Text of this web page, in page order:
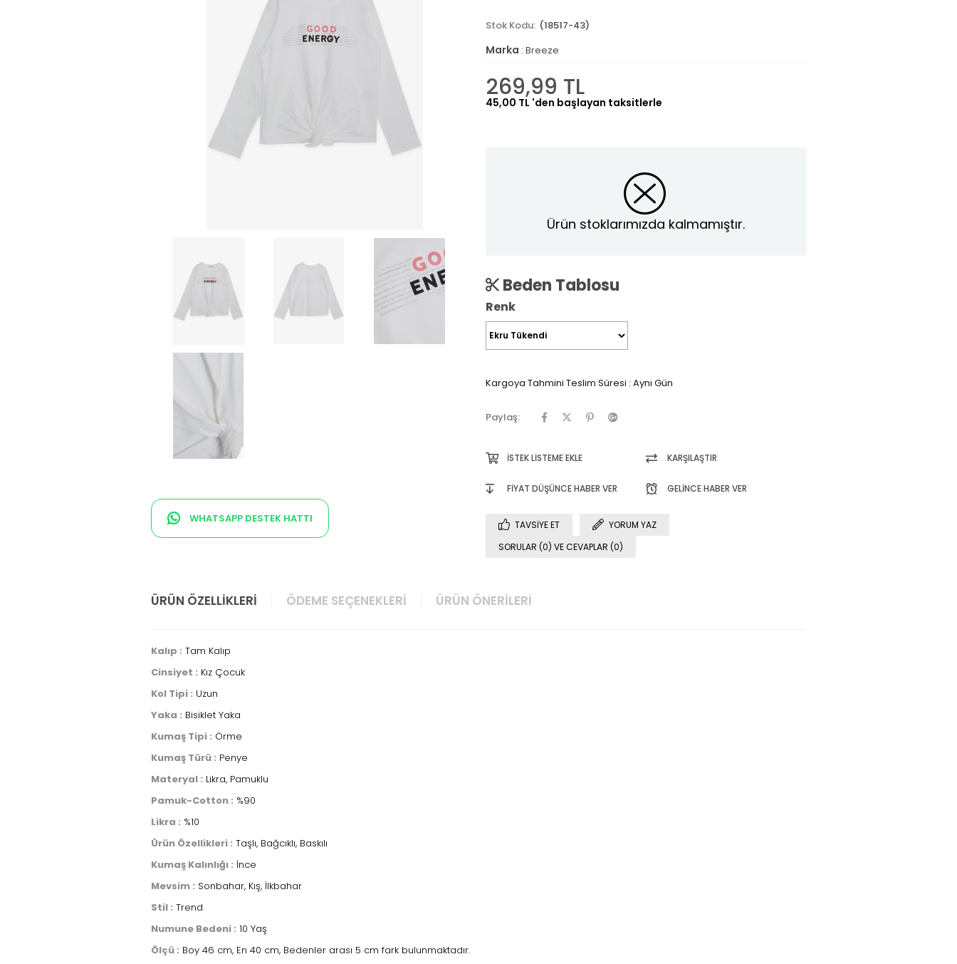
WHATSAPP DESTEK HATTI
(18517-43)
Marka : Breeze
269,99 TL
45,00 TL 'den başlayan taksitlerle
Ürün stoklarımızda kalmamıştır.
Beden Tablosu
Renk
Kargoya Tahmini Teslim Süresi : Aynı Gün
Paylaş:
İSTEK LISTEME EKLE KARŞILAŞTIR
FIYAT DÜŞÜNCE HABER VER GELINCE HABER VER
TAVSIYE ET
YORUM YAZ
SORULAR (0) VE CEVAPLAR (0)
ÜRÜN ÖZELLIKLERI ÖDEME SEÇENEKLERI ÜRÜN ÖNERILERI
Kalıp : Tam Kalıp
Cinsiyet : Kız Çocuk
Kol Tipi : Uzun
Yaka : Bisiklet Yaka
Kumaş Tipi : Örme
Kumaş Türü : Penye
Materyal : Likra, Pamuklu
Pamuk-Cotton : %90
Likra : %10
Ürün Özellikleri : Taşlı, Bağcıklı, Baskılı
Kumaş Kalınlığı : İnce
Mevsim : Sonbahar, Kış, İlkbahar
Stil : Trend
Numune Bedeni : 10 Yaş
Ölçü : Boy 46 cm, En 40 cm, Bedenler arası 5 cm fark bulunmaktadır.